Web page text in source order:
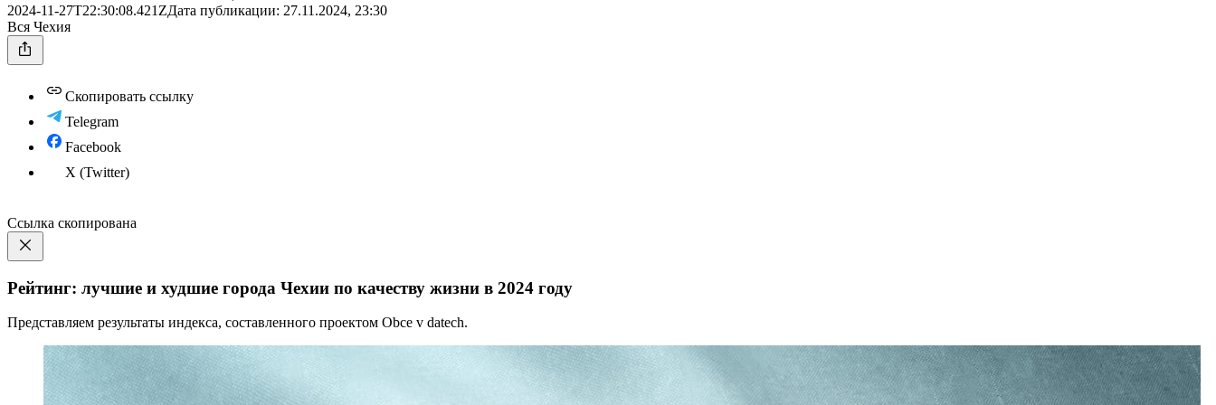
2024-11-27T22:30:08.421ZДата публикации: 27.11.2024, 23:30
Вся Чехия
Скопировать ссылку
Telegram
Facebook
X (Twitter)
Ссылка скопирована
Рейтинг: лучшие и худшие города Чехии по качеству жизни в 2024 году
Представляем результаты индекса, составленного проектом Obce v datech.